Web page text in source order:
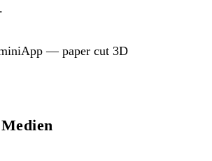
— paper cut 3D